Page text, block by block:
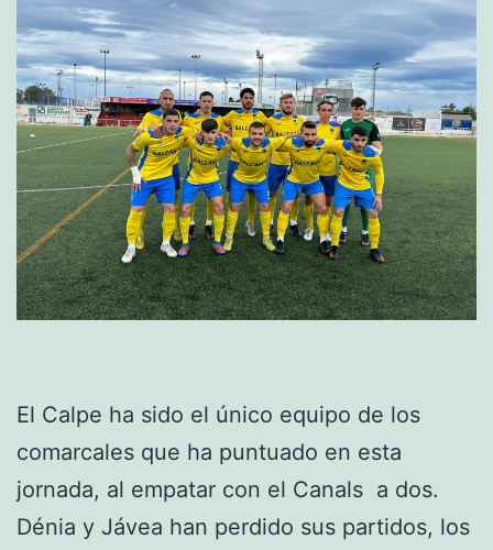
El Calpe ha sido el único equipo de los
comarcales que ha puntuado en esta
jornada, al empatar con el Canals a dos.
Dénia y Jávea han perdido sus partidos, los